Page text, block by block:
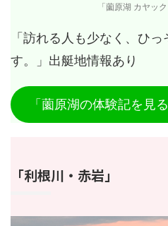
「薗原湖 カヤッ
「訪れる人も少なく、ひ
す。」出艇地情報あり
「薗原湖の体験記を見る
「利根川・赤岩」